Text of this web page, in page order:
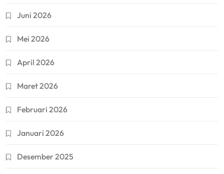
Juni 2026
Mei 2026
April 2026
Maret 2026
Februari 2026
Januari 2026
Desember 2025